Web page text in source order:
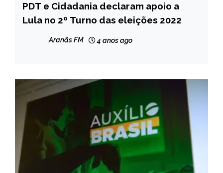
BRASIL
NOTÍCIAS
PDT e Cidadania declaram apoio a
Lula no 2º Turno das eleições 2022
Aranãs FM 4 anos ago